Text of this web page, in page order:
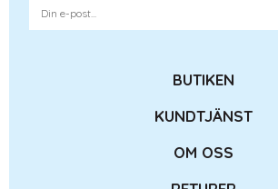
BUTIKEN
KUNDTJÄNST
OM OSS